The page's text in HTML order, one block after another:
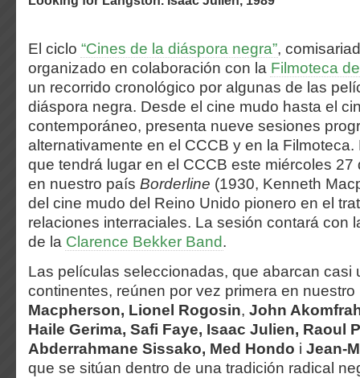
El ciclo “Cines de la diáspora negra”,
organizado en colaboración con la Filmoteca
un recorrido cronológico por algunas de las
diáspora negra. Desde el cine mudo hasta el
contemporáneo, presenta nueve sesiones
alternativamente en el CCCB y en la
que tendrá lugar en el CCCB este miércoles 27
en nuestro país Borderline (1930, Kenneth
del cine mudo del Reino Unido pionero en el
relaciones interraciales. La sesión contará con
de la Clarence Bekker Band.
Las películas seleccionadas, que abarcan casi
continentes, reúnen por vez primera en
Macpherson, Lionel Rogosin, John
Haile Gerima, Safi Faye, Isaac Julien, Raoul
Abderrahmane Sissako, Med Hondo i Jean-
que se sitúan dentro de una tradición radical